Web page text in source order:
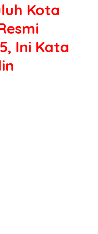
Kota
Ini Kata